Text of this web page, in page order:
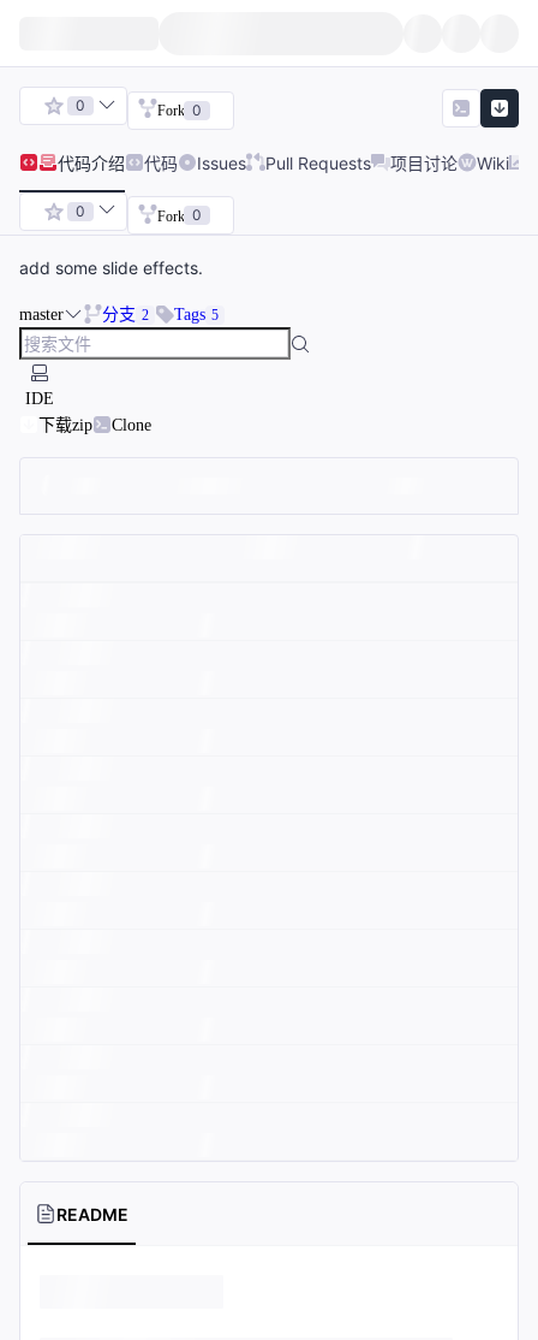
0 Fork 0
代码介绍 代码 Issues Pull Requests 项目讨论 Wiki
0 Fork 0
add some slide effects.
master 分支 2 Tags 5
IDE
下载zip
Clone
README